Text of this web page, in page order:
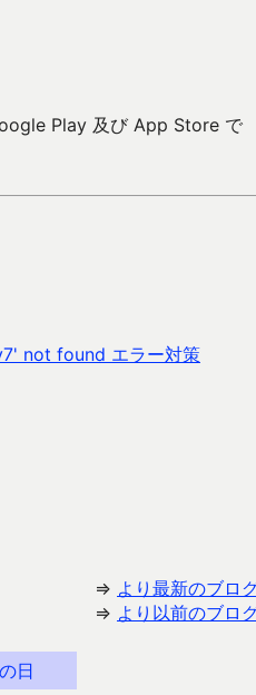
Play 及び App Store で
not found エラー対策
⇒ より最新のブロ
⇒ より以前のブロ
日